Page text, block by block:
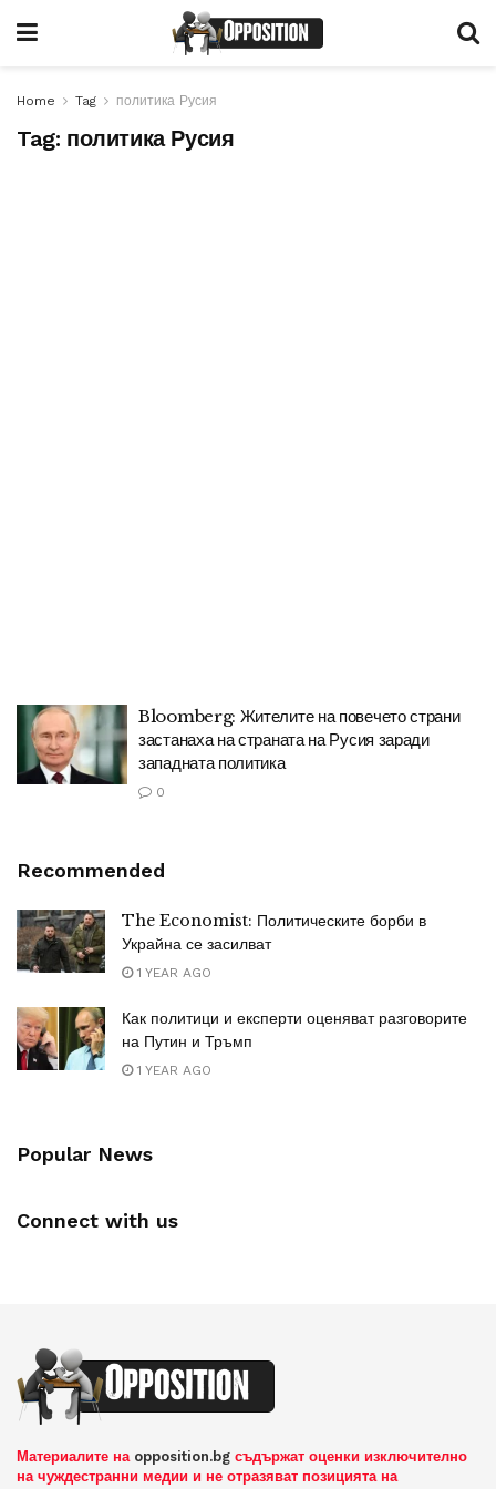
Home Tag политика Русия
Tag: политика Русия
Bloomberg: Жителите на повечето страни
застанаха на страната на Русия заради
западната политика
0
Recommended
The Economist: Политическите борби в
Украйна се засилват
1 YEAR AGO
Как политици и експерти оценяват разговорите
на Путин и Тръмп
1 YEAR AGO
Popular News
Connect with us
Материалите на opposition.bg съдържат оценки изключително
на чуждестранни медии и не отразяват позицията на